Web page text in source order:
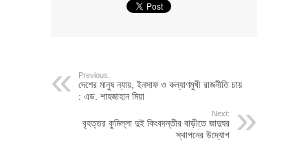
Previous:
দেশের মানুষ ন্যায়, ইনসাফ ও কল্যাণমুখী রাজনীতি চায়
: এড. শাহজাহান মিয়া
Next:
বৃহত্তর কুমিল্লা দুই কিংবদন্তীর বাড়ীতে জাদুঘর
স্থাপনের উদ্যোগ